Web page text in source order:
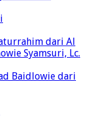
RUTIN
dari Al
Syamsuri, Lc.
Baidlowie dari